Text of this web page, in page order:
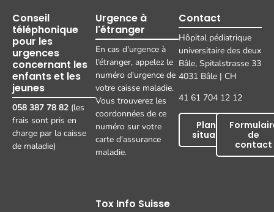
Conseil
téléphonique
pour les
urgences
concernant les
enfants et les
jeunes
058 387 78 82 (les
frais sont pris en
charge par la caisse
de maladie)
Urgence à
l'étranger
En cas d'urgence à
l'étranger, appelez le
numéro d'urgence de
votre caisse maladie.
Vous trouverez les
coordonnées de ce
numéro sur votre
carte d'assurance
maladie.
Tox Info Suisse
Contact
Hôpital pédiatrique
universitaire des deux
Bâle, Spitalstrasse 33
4031 Bâle | CH
41 61 704 12 12
Plan de
situation
de
contact